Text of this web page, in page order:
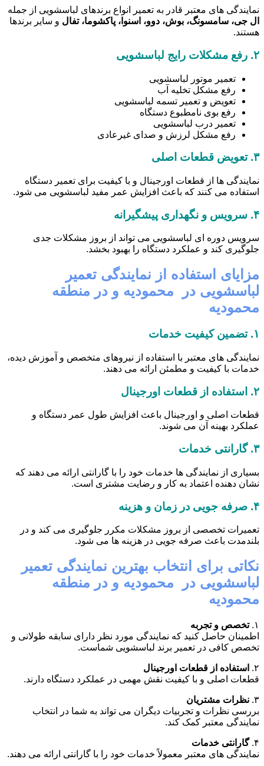
نمایندگی های معتبر قادر به تعمیر انواع برندهای لباسشویی از جمله
ال جی، سامسونگ، بوش، دوو، اسنوا، پاکشوما، تفال و سایر برندها
هستند.
۲. رفع مشکلات رایج لباسشویی
تعمیر موتور لباسشویی
رفع مشکل تخلیه آب
تعویض و تعمیر تسمه لباسشویی
رفع بوی نامطبوع دستگاه
تعمیر درب لباسشویی
رفع مشکل لرزش و صدای غیرعادی
۳. تعویض قطعات اصلی
نمایندگی ها از قطعات اورجینال و با کیفیت برای تعمیر دستگاه
استفاده می کنند که باعث افزایش عمر مفید لباسشویی می شود.
۴. سرویس و نگهداری پیشگیرانه
سرویس دوره ای لباسشویی می تواند از بروز مشکلات جدی
جلوگیری کند و عملکرد دستگاه را بهبود بخشد.
مزایای استفاده از نمایندگی تعمیر
لباسشویی در محمودیه و در منطقه
محمودیه
۱. تضمین کیفیت خدمات
نمایندگی های معتبر با استفاده از نیروهای متخصص و آموزش دیده،
خدمات با کیفیت و مطمئن ارائه می دهند.
۲. استفاده از قطعات اورجینال
قطعات اصلی و اورجینال باعث افزایش طول عمر دستگاه و
عملکرد بهینه آن می شوند.
۳. گارانتی خدمات
بسیاری از نمایندگی ها خدمات خود را با گارانتی ارائه می دهند که
نشان دهنده اعتماد به کار و رضایت مشتری است.
۴. صرفه جویی در زمان و هزینه
تعمیرات تخصصی از بروز مشکلات مکرر جلوگیری می کند و در
بلندمدت باعث صرفه جویی در هزینه ها می شود.
نکاتی برای انتخاب بهترین نمایندگی تعمیر
لباسشویی در محمودیه و در منطقه
محمودیه
۱. تخصص و تجربه
اطمینان حاصل کنید که نمایندگی مورد نظر دارای سابقه طولانی و
تخصص کافی در تعمیر برند لباسشویی شماست.
۲.
استفاده از قطعات اورجینال
قطعات اصلی و با کیفیت نقش مهمی در عملکرد دستگاه دارند.
۳. نظرات مشتریان
بررسی نظرات و تجربیات دیگران می تواند به شما در انتخاب
نمایندگی معتبر کمک کند.
۴. گارانتی خدمات
نمایندگی های معتبر معمولاً خدمات خود را با گارانتی ارائه می دهند.